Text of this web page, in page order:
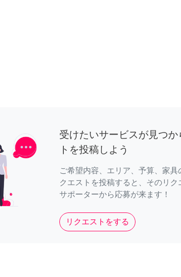
受けたいサービスが見つ
トを投稿しよう
ご希望内容、エリア、予算、家
クエストを投稿すると、そのリ
サポーターから応募が来ます！
リクエストをする